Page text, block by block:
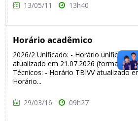
13/05/11 13h40
Horário acadêmico
2026/2 Unificado: - Horário unificado -
atualizado em 21.07.2026 (formato
Técnicos: - Horário TBIVV atualizado
Horário...
29/03/16 09h27